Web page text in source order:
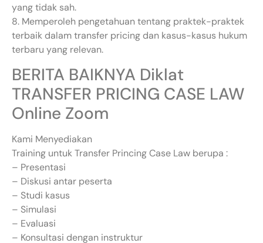
yang tidak sah.
8. Memperoleh pengetahuan tentang praktek-praktek
terbaik dalam transfer pricing dan kasus-kasus hukum
terbaru yang relevan.
BERITA BAIKNYA Diklat
TRANSFER PRICING CASE LAW
Online Zoom
Kami Menyediakan
Training untuk Transfer Princing Case Law berupa :
– Presentasi
– Diskusi antar peserta
– Studi kasus
– Simulasi
– Evaluasi
– Konsultasi dengan instruktur